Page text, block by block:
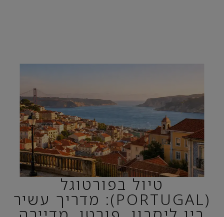
טיול בפורטוגל
(PORTUGAL): מדריך עשיר